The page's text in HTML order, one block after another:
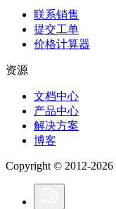
联系销售
提交工单
价格计算器
资源
文档中心
产品中心
解决方案
博客
Copyright © 2012-2026